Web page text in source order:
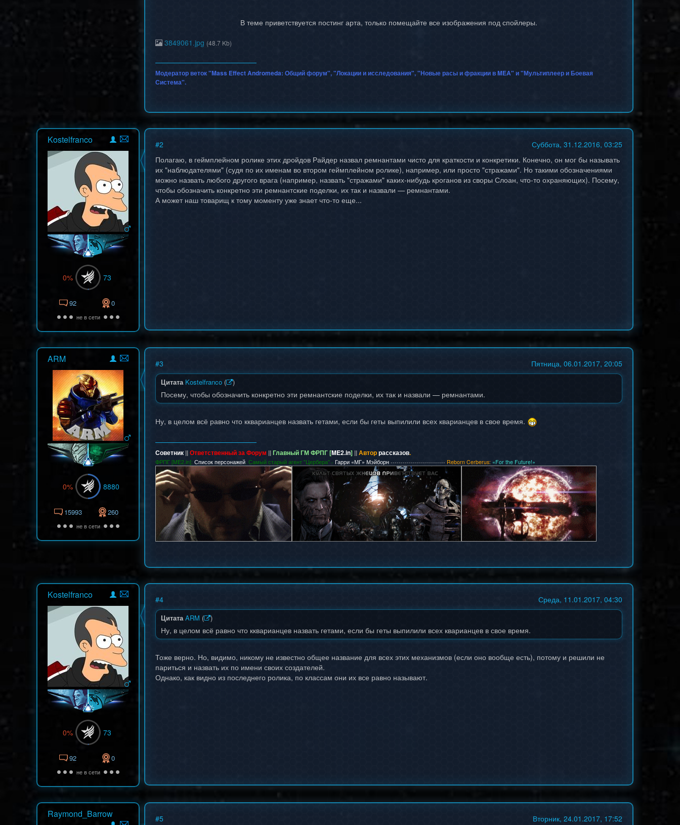
В теме приветствуется постинг арта, только помещайте все изображения под спойлеры.
3849061.jpg (48.7 Kb)
Модератор веток "Mass Effect Andromeda: Общий форум", "Локации и исследования", "Новые расы и фракции в MEA" и "Мультиплеер и Боевая
Система".
Kostelfranco
0% 73
92 0
не в сети
#2
Суббота, 31.12.2016, 03:25
Полагаю, в геймплейном ролике этих дройдов Райдер назвал ремнантами чисто для краткости и конкретики. Конечно, он мог бы называть
их "наблюдателями" (судя по их именам во втором геймплейном ролике), например, или просто "стражами". Но такими обозначениями
можно назвать любого другого врага (например, назвать "стражами" каких-нибудь кроганов из своры Слоан, что-то охраняющих). Посему,
чтобы обозначить конкретно эти ремнантские поделки, их так и назвали — ремнантами.
А может наш товарищ к тому моменту уже знает что-то еще...
ARM
0% 8880
15993 260
не в сети
#3 Пятница, 06.01.2017, 20:05
Цитата Kostelfranco ( )
Посему, чтобы обозначить конкретно эти ремнантские поделки, их так и назвали — ремнантами.
Ну, в целом всё равно что ккварианцев назвать гетами, если бы геты выпилили всех кварианцев в свое время.
Советник ||Ответственный за Форум ||Главный ГМ ФРПГ [ME2.in] ||Авторрассказов.
ФРПГ [ME2.in]: Список персонажей. Самый старый агент "Цербера" - Гарри «МГ» Мэйборн --------------------------- Reborn Cerberus: «For the Future!»
Kostelfranco
0% 73
92 0
не в сети
#4 Среда, 11.01.2017, 04:30
Цитата ARM ( )
Ну, в целом всё равно что ккварианцев назвать гетами, если бы геты выпилили всех кварианцев в свое время.
Тоже верно. Но, видимо, никому не известно общее название для всех этих механизмов (если оно вообще есть), потому и решили не
париться и назвать их по имени своих создателей.
Однако, как видно из последнего ролика, по классам они их все равно называют.
Raymond_Barrow #5
Вторник, 24.01.2017, 17:52